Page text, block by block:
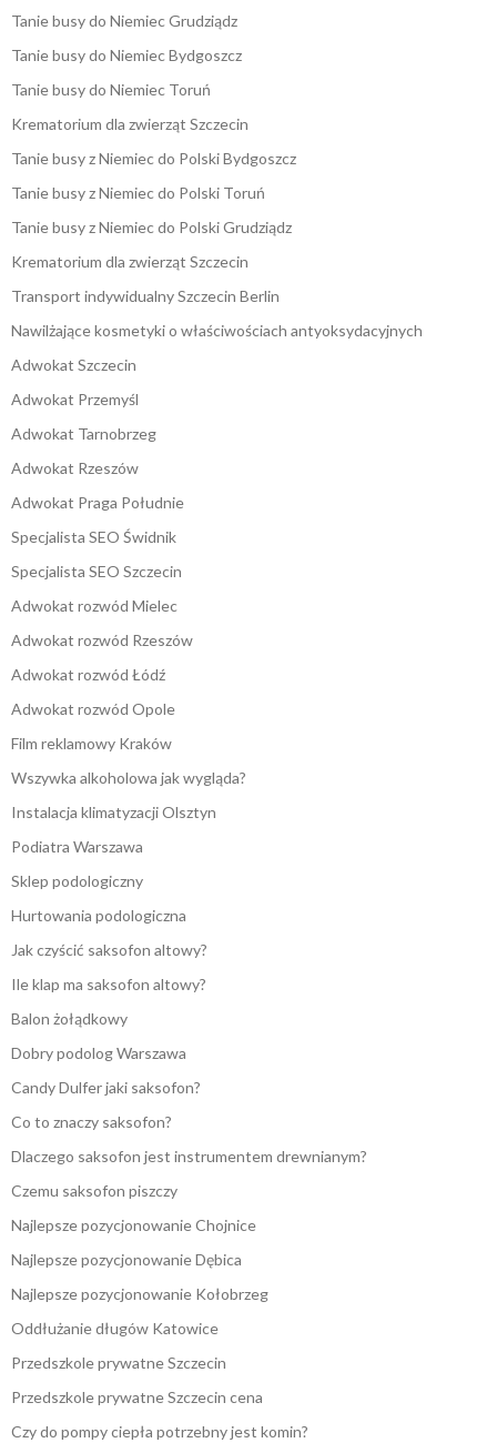
Tanie busy do Niemiec Grudziądz
Tanie busy do Niemiec Bydgoszcz
Tanie busy do Niemiec Toruń
Krematorium dla zwierząt Szczecin
Tanie busy z Niemiec do Polski Bydgoszcz
Tanie busy z Niemiec do Polski Toruń
Tanie busy z Niemiec do Polski Grudziądz
Krematorium dla zwierząt Szczecin
Transport indywidualny Szczecin Berlin
Nawilżające kosmetyki o właściwościach antyoksydacyjnych
Adwokat Szczecin
Adwokat Przemyśl
Adwokat Tarnobrzeg
Adwokat Rzeszów
Adwokat Praga Południe
Specjalista SEO Świdnik
Specjalista SEO Szczecin
Adwokat rozwód Mielec
Adwokat rozwód Rzeszów
Adwokat rozwód Łódź
Adwokat rozwód Opole
Film reklamowy Kraków
Wszywka alkoholowa jak wygląda?
Instalacja klimatyzacji Olsztyn
Podiatra Warszawa
Sklep podologiczny
Hurtowania podologiczna
Jak czyścić saksofon altowy?
Ile klap ma saksofon altowy?
Balon żołądkowy
Dobry podolog Warszawa
Candy Dulfer jaki saksofon?
Co to znaczy saksofon?
Dlaczego saksofon jest instrumentem drewnianym?
Czemu saksofon piszczy
Najlepsze pozycjonowanie Chojnice
Najlepsze pozycjonowanie Dębica
Najlepsze pozycjonowanie Kołobrzeg
Oddłużanie długów Katowice
Przedszkole prywatne Szczecin
Przedszkole prywatne Szczecin cena
Czy do pompy ciepła potrzebny jest komin?